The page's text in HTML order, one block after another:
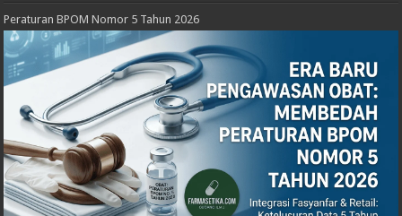
Peraturan BPOM Nomor 5 Tahun 2026